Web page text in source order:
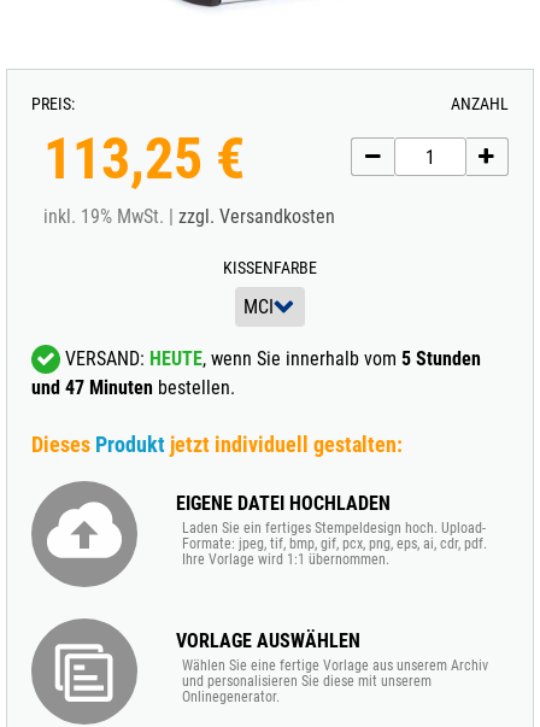
PREIS:
113,25 €
inkl. 19% MwSt. | zzgl. Versandkosten
KISSENFARBE
VERSAND: HEUTE, wenn Sie innerhalb vom 5 Stunden
und 47 Minuten bestellen.
ANZAHL
Dieses Produkt jetzt individuell gestalten:
EIGENE DATEI HOCHLADEN
Laden Sie ein fertiges Stempeldesign hoch. Upload-
Formate: jpeg, tif, bmp, gif, pcx, png, eps, ai, cdr, pdf.
Ihre Vorlage wird 1:1 übernommen.
VORLAGE AUSWÄHLEN
Wählen Sie eine fertige Vorlage aus unserem Archiv
und personalisieren Sie diese mit unserem
Onlinegenerator.